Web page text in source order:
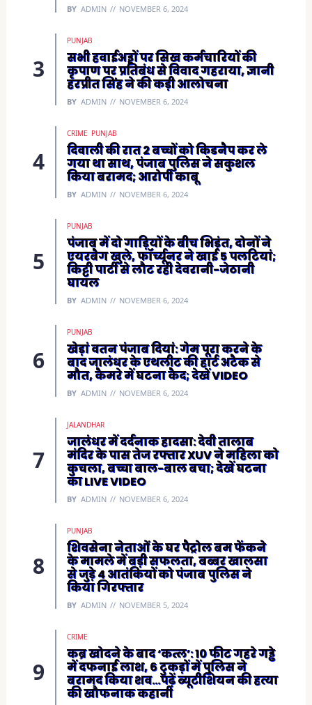
BY ADMIN NOVEMBER 6, 2024
PUNJAB
सभी हवाईअड्डों पर सिख कर्मचारियों की
कृपाण पर प्रतिबंध से विवाद गहराया, ज्ञानी
हरप्रीत सिंह ने की कड़ी आलोचना
BY ADMIN NOVEMBER 6, 2024
CRIME PUNJAB
दिवाली की रात 2 बच्चों को किडनैप कर ले
गया था साथ, पंजाब पुलिस ने सकुशल
किया बरामद; आरोपी काबू
BY ADMIN NOVEMBER 6, 2024
PUNJAB
पंजाब में दो गाड़ियों के बीच भिड़ंत, दोनों ने
एयरबैग खुले, फॉर्च्यूनर ने खाई 5 पलटियां;
किट्टी पार्टी से लौट रही देवरानी-जेठानी
घायल
BY ADMIN NOVEMBER 6, 2024
PUNJAB
खेड़ां वतन पंजाब दियां: गेम पूरा करने के
बाद जालंधर के एथलीट की हार्ट अटैक से
मौत, कैमरे में घटना कैद; देखें VIDEO
BY ADMIN NOVEMBER 6, 2024
JALANDHAR
जालंधर में दर्दनाक हादसा: देवी तालाब
मंदिर के पास तेज रफ्तार XUV ने महिला को
कुचला, बच्चा बाल-बाल बचा; देखें घटना
का LIVE VIDEO
BY ADMIN NOVEMBER 6, 2024
PUNJAB
शिवसेना नेताओं के घर पैट्रोल बम फेंकने
के मामले में बड़ी सफलता, बब्बर खालसा
से जुड़े 4 आतंकियों को पंजाब पुलिस ने
किया गिरफ्तार
BY ADMIN NOVEMBER 5, 2024
CRIME
कब्र खोदने के बाद ‘कत्ल’: 10 फीट गहरे गड्ढे
में दफनाई लाश, 6 टुकड़ों में पुलिस ने
बरामद किया शव…पढ़ें ब्यूटीशियन की हत्या
की खौफनाक कहानी